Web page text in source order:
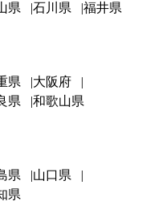
県 石川県 福井県
県
大阪府
県 和歌山県
県
山口県
県